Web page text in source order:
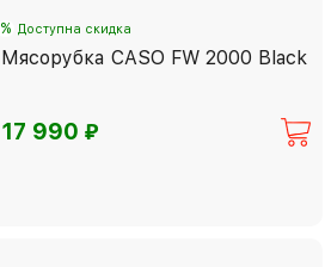
% Доступна скидка
Мясорубка CASO FW 2000 Black
17 990⃏